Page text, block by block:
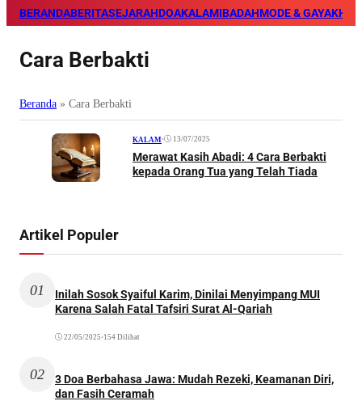
BERANDABERITASEJARAHDOAKALAMIBADAHMODE & GAYA
Cara Berbakti
Beranda » Cara Berbakti
KALAM • 13/07/2025
Merawat Kasih Abadi: 4 Cara Berbakti
kepada Orang Tua yang Telah Tiada
Artikel Populer
01
Inilah Sosok Syaiful Karim, Dinilai Menyimpang MUI
Karena Salah Fatal Tafsiri Surat Al-Qariah
22/05/2025 •154 Dilihat
02
3 Doa Berbahasa Jawa: Mudah Rezeki, Keamanan Diri,
dan Fasih Ceramah